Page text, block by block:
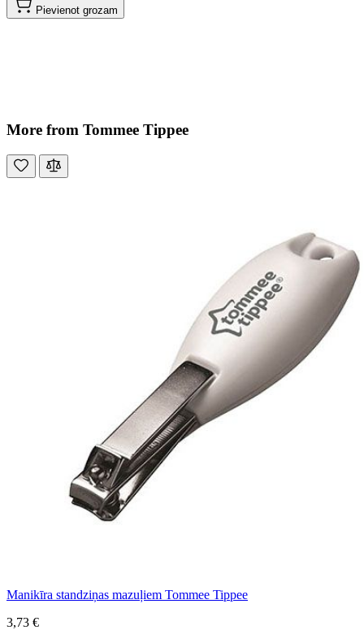
Pievienot grozam
More from Tommee Tippee
Manikīra standziņas mazuļiem Tommee Tippee
3,73 €